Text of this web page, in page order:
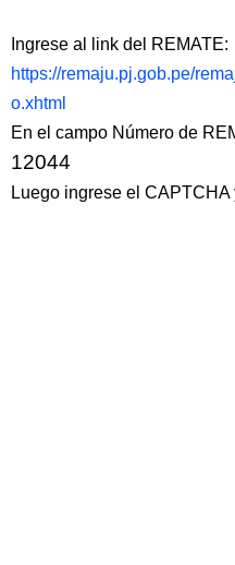
Ingrese al link del REMATE:
https://remaju.pj.gob.pe/
o.xhtml
En el campo Número de
12044
Luego ingrese el